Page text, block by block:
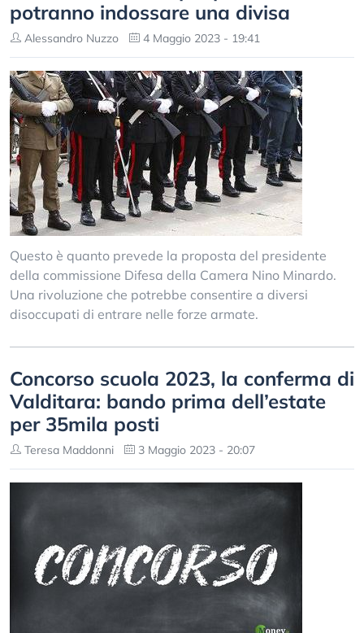
potranno indossare una divisa
Alessandro Nuzzo 4 Maggio 2023 - 19:41
Questo è quanto prevede la proposta del presidente
della commissione Difesa della Camera Nino Minardo.
Una rivoluzione che potrebbe consentire a diversi
disoccupati di entrare nelle forze armate.
Concorso scuola 2023, la conferma di
Valditara: bando prima dell’estate
per 35mila posti
Teresa Maddonni 3 Maggio 2023 - 20:07